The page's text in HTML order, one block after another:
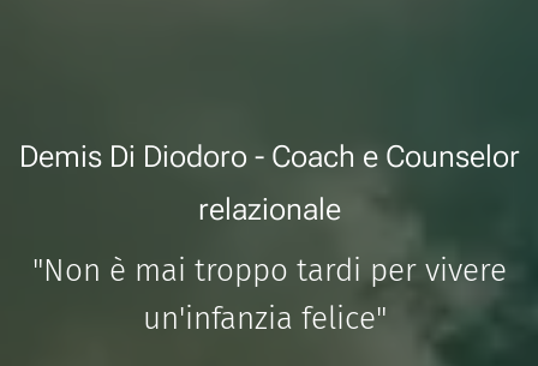
Demis Di Diodoro - Coach e Counselor
relazionale
"Non è mai troppo tardi per vivere
un'infanzia felice"